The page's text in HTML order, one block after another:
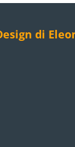
di